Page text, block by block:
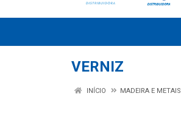
VERNIZ
INÍCIO MADEIRA E METAIS